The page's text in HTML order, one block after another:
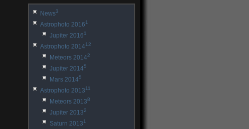
News3
Astrophoto 20161
Jupiter 20161
Astrophoto 201412
Meteors 20142
Jupiter 20145
Mars 20145
Astrophoto 201311
Meteors 20138
Jupiter 20132
Saturn 20131